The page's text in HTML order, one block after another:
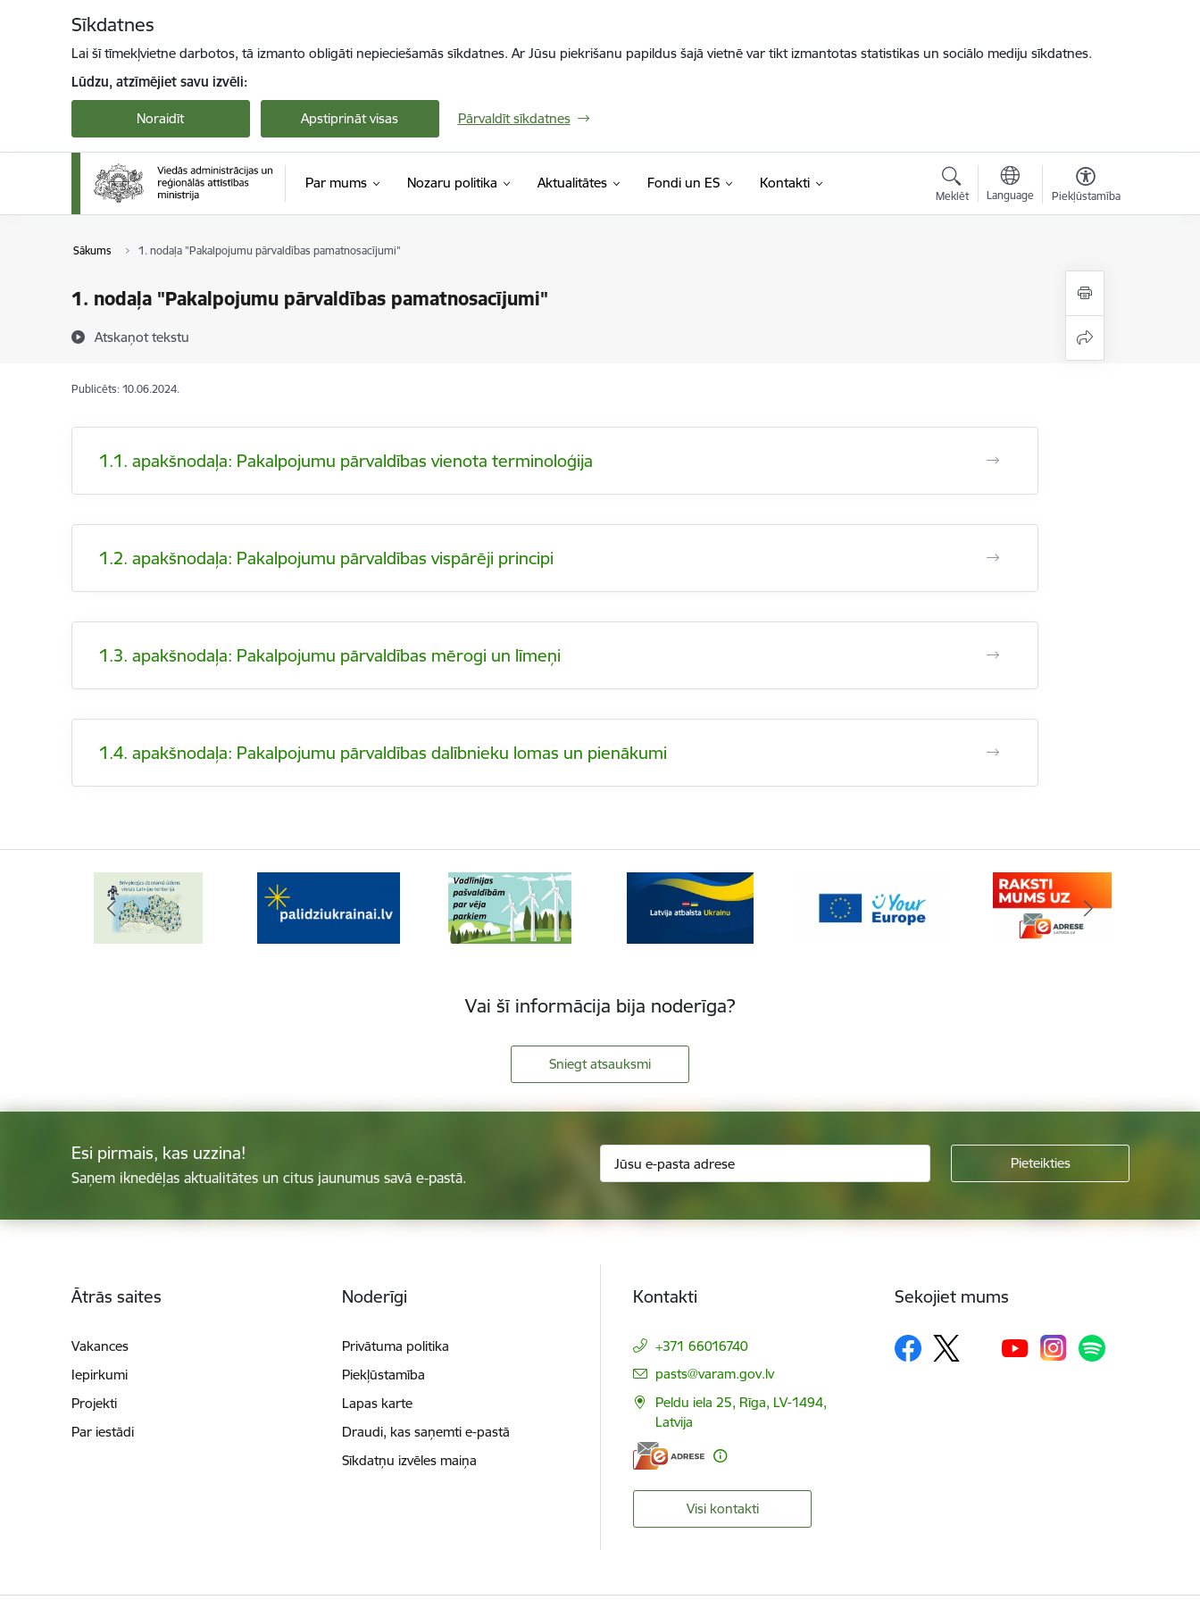
Sīkdatnes
Lai šī tīmekļvietne darbotos, tā izmanto obligāti nepieciešamās sīkdatnes. Ar Jūsu piekrišanu papildus šajā vietnē var tikt izmantotas statistikas un sociālo mediju sīkdatnes.
Lūdzu, atzīmējiet savu izvēli:
Noraidīt Apstiprināt visas Pārvaldīt sīkdatnes
Par mums Nozaru politika Aktualitātes Fondi un ES Kontakti
Meklēt Language Piekļūstamība
Sākums 1. nodaļa "Pakalpojumu pārvaldības pamatnosacījumi"
1. nodaļa "Pakalpojumu pārvaldības pamatnosacījumi"
Atskaņot tekstu
Publicēts: 10.06.2024.
1.1. apakšnodaļa: Pakalpojumu pārvaldības vienota terminoloģija
1.2. apakšnodaļa: Pakalpojumu pārvaldības vispārēji principi
1.3. apakšnodaļa: Pakalpojumu pārvaldības mērogi un līmeņi
1.4. apakšnodaļa: Pakalpojumu pārvaldības dalībnieku lomas un pienākumi
Vai šī informācija bija noderīga?
Sniegt atsauksmi
Esi pirmais, kas uzzina!
Saņem iknedēļas aktualitātes un citus jaunumus savā e-pastā.
Ātrās saites
Vakances
Iepirkumi
Projekti
Par iestādi
Noderīgi
Privātuma politika
Piekļūstamība
Lapas karte
Draudi, kas saņemti e-pastā
Sīkdatņu izvēles maiņa
Kontakti
+371 66016740
E-pasts:
pasts@varam.gov.lv
Peldu iela 25, Rīga, LV-1494,
Latvija
Visi kontakti
Sekojiet mums